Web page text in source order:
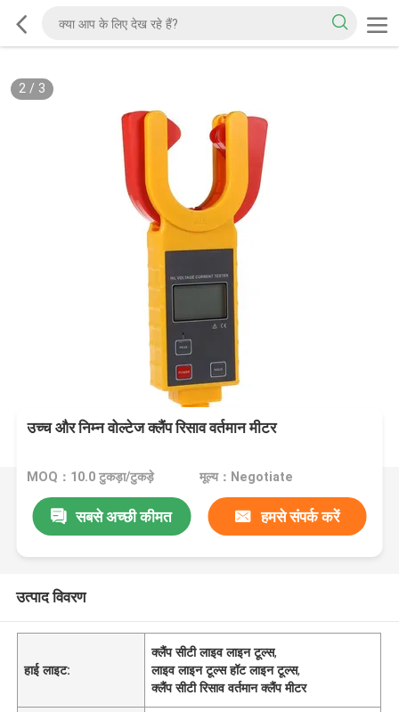
2/ 3
उच्च और निम्न वोल्टेज क्लैंप रिसाव वर्तमान मीटर
MOQ：10.0 टुकड़ा/टुकड़े मूल्य：Negotiate
सबसे अच्छी कीमत हमसे संपर्क करें
उत्पाद विवरण
हाई लाइट:
क्लैंप सीटी लाइव लाइन टूल्स,
लाइव लाइन टूल्स हॉट लाइन टूल्स,
क्लैंप सीटी रिसाव वर्तमान क्लैंप मीटर